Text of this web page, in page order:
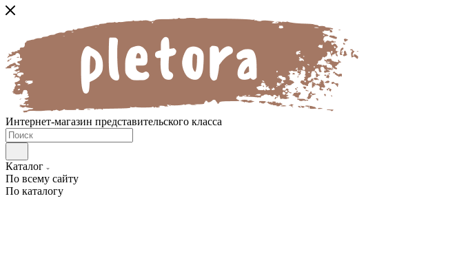
Интернет-магазин представительского класса
Каталог
По всему сайту
По каталогу